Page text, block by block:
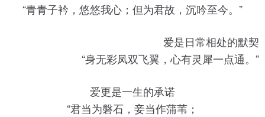
“青青子衿，悠悠我心；但为君故，沉吟至今。”
爱是日常相处的默契
“身无彩凤双飞翼，心有灵犀一点通。”
爱更是一生的承诺
“君当为磐石，妾当作蒲苇；